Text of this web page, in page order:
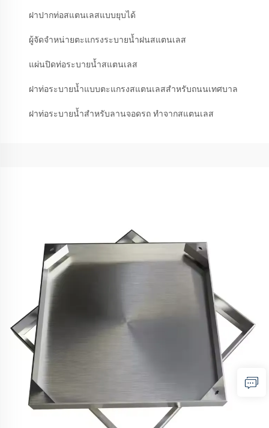
ฝาปากท่อสแตนเลสแบบยุบได้
ผู้จัดจำหน่ายตะแกรงระบายน้ำฝนสแตนเลส
แผ่นปิดท่อระบายน้ำสแตนเลส
ฝาท่อระบายน้ำแบบตะแกรงสแตนเลสสำหรับถนนเทศบาล
ฝาท่อระบายน้ำสำหรับลานจอดรถ ทำจากสแตนเลส